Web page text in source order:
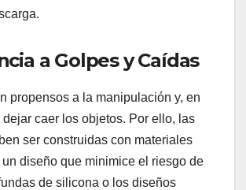
a Golpes y Caídas
propensos a la manipulación y, en
caer los objetos. Por ello, las
ser construidas con materiales
un diseño que minimice el riesgo de
de silicona o los diseños